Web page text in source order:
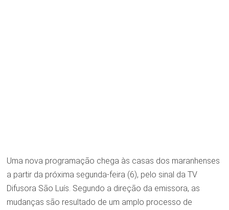
Uma nova programação chega às casas dos maranhenses
a partir da próxima segunda-feira (6), pelo sinal da TV
Difusora São Luís. Segundo a direção da emissora, as
mudanças são resultado de um amplo processo de